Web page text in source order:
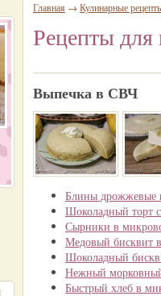
Главная → Кулинарные
Рецепты
Выпечка в СВЧ
Блины дрожжевые
Шоколадный торт
Сырники в
Медовый бисквит
Шоколадный
Нежный
Быстрый хлеб в